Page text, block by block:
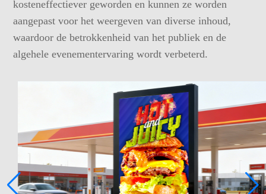
kosteneffectiever geworden en kunnen ze worden
aangepast voor het weergeven van diverse inhoud,
waardoor de betrokkenheid van het publiek en de
algehele evenementervaring wordt verbeterd.